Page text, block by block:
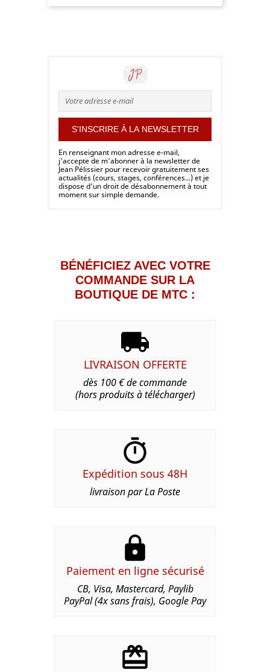
En renseignant mon adresse e-mail,
j'accepte de m'abonner à la newsletter de
Jean Pélissier pour recevoir gratuitement ses
actualités (cours, stages, conférences...) et je
dispose d'un droit de désabonnement à tout
moment sur simple demande.
BÉNÉFICIEZ AVEC VOTRE
COMMANDE SUR LA
BOUTIQUE DE MTC :
LIVRAISON OFFERTE
dès 100 € de commande
(hors produits à télécharger)
Expédition sous 48H
livraison par La Poste
Paiement en ligne sécurisé
CB, Visa, Mastercard, Paylib
PayPal (4x sans frais), Google Pay